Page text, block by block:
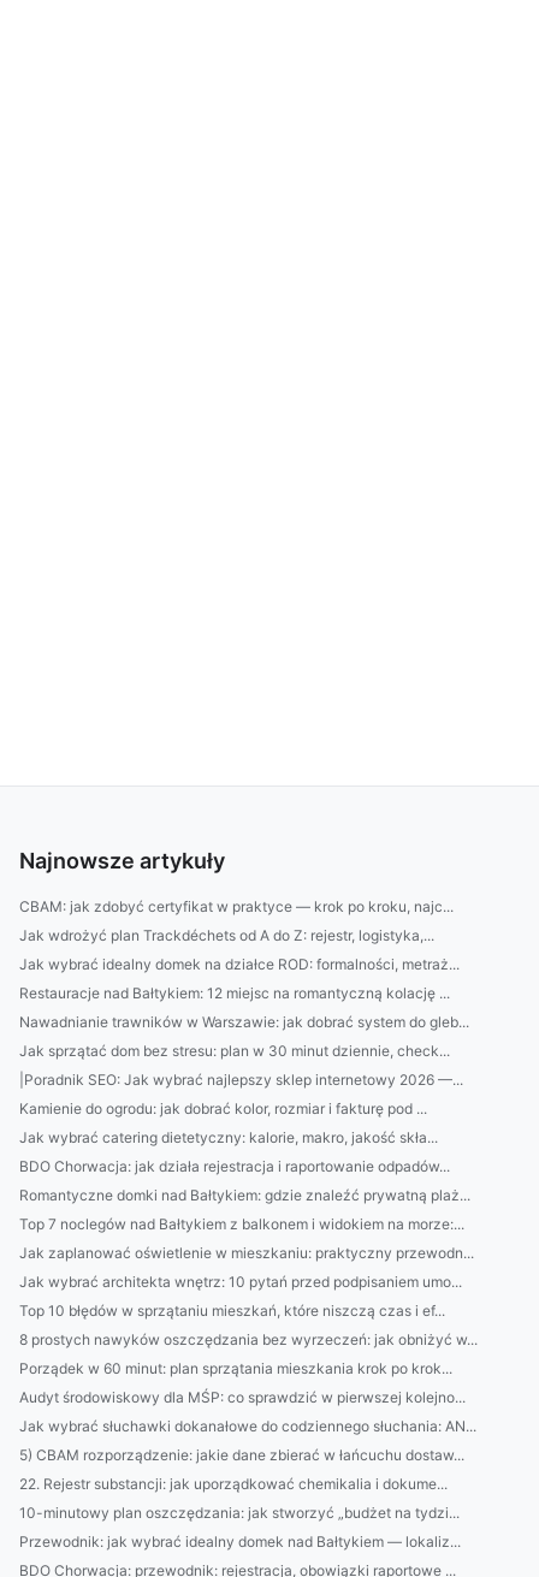
Najnowsze artykuły
CBAM: jak zdobyć certyfikat w praktyce — krok po kroku, najc...
Jak wdrożyć plan Trackdéchets od A do Z: rejestr, logistyka,...
Jak wybrać idealny domek na działce ROD: formalności, metraż...
Restauracje nad Bałtykiem: 12 miejsc na romantyczną kolację ...
Nawadnianie trawników w Warszawie: jak dobrać system do gleb...
Jak sprzątać dom bez stresu: plan w 30 minut dziennie, check...
|Poradnik SEO: Jak wybrać najlepszy sklep internetowy 2026 —...
Kamienie do ogrodu: jak dobrać kolor, rozmiar i fakturę pod ...
Jak wybrać catering dietetyczny: kalorie, makro, jakość skła...
BDO Chorwacja: jak działa rejestracja i raportowanie odpadów...
Romantyczne domki nad Bałtykiem: gdzie znaleźć prywatną plaż...
Top 7 noclegów nad Bałtykiem z balkonem i widokiem na morze:...
Jak zaplanować oświetlenie w mieszkaniu: praktyczny przewodn...
Jak wybrać architekta wnętrz: 10 pytań przed podpisaniem umo...
Top 10 błędów w sprzątaniu mieszkań, które niszczą czas i ef...
8 prostych nawyków oszczędzania bez wyrzeczeń: jak obniżyć w...
Porządek w 60 minut: plan sprzątania mieszkania krok po krok...
Audyt środowiskowy dla MŚP: co sprawdzić w pierwszej kolejno...
Jak wybrać słuchawki dokanałowe do codziennego słuchania: AN...
5) CBAM rozporządzenie: jakie dane zbierać w łańcuchu dostaw...
22. Rejestr substancji: jak uporządkować chemikalia i dokume...
10-minutowy plan oszczędzania: jak stworzyć „budżet na tydzi...
Przewodnik: jak wybrać idealny domek nad Bałtykiem — lokaliz...
BDO Chorwacja: przewodnik: rejestracja, obowiązki raportowe ...